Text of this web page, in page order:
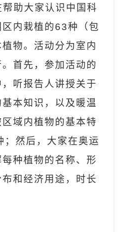
帮助大家认识中国科
内栽植的63种（包
物。活动分为室内
。 首先，参加活动的
听报告人讲授关于
本知识，以及暖温
域内植物的基本特
；然后，大家在奥运
种植物的名称、形
和经济用途，时长